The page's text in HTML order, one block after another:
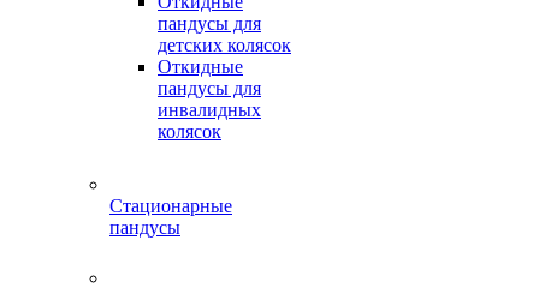
пандусы для
детских колясок
Откидные
пандусы для
инвалидных
колясок
Стационарные
пандусы